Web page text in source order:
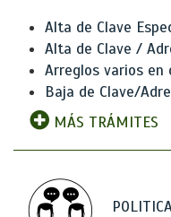
Alta de Clave
Alta de Clave /
Arreglos varios en
Baja de Clave/
MÁS TRÁMITES